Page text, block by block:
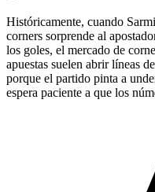
Históricamente, cuando
corners sorprende al
los goles, el mercado de
apuestas suelen abrir líneas
porque el partido pinta a
espera paciente a que los